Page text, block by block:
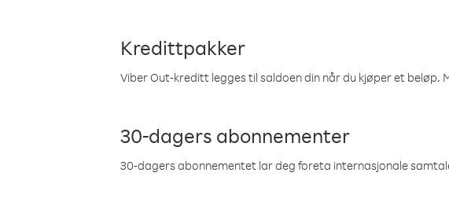
Kredittpakker
Viber Out-kreditt legges til saldoen din når du kjøper et beløp.
30-dagers abonnementer
30-dagers abonnementet lar deg foreta internasjonale